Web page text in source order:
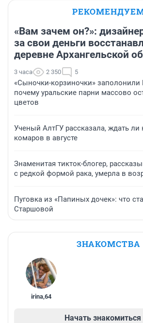
«Вам зачем он?»:
за свои деньги
деревне Архангельской
3 часа 2 350 5
«Сыночки-корзиночки» заполонили
почему уральские парни массово
цветов
Ученый АлтГУ рассказала, ждать ли
комаров в августе
Знаменитая тикток-блогер,
с редкой формой рака, умерла в
Пуговка из «Папиных дочек»: что
Старшовой
ЗНАКОМСТВА
irina,64
Начать знакомиться